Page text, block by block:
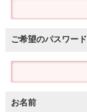
ご希望のパスワード
お名前